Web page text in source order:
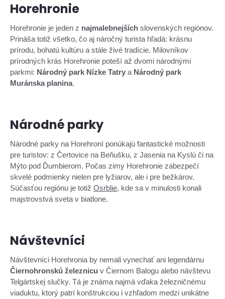
Horehronie
Horehronie je jeden z najmalebnejších slovenských regiónov.
Prináša totiž všetko, čo aj náročný turista hľadá: krásnu
prírodu, bohatú kultúru a stále živé tradície. Milovníkov
prírodných krás Horehronie poteší až dvomi národnými
parkmi: Národný park Nízke Tatry a Národný park
Muránska planina.
Národné parky
Národné parky na Horehroní ponúkajú fantastické možnosti
pre turistov: z Čertovice na Beňušku, z Jasenia na Kyslú či na
Mýto pod Ďumbierom. Počas zimy Horehronie zabezpečí
skvelé podmienky nielen pre lyžiarov, ale i pre bežkárov.
Súčasťou regiónu je totiž Osrblie, kde sa v minulosti konali
majstrovstvá sveta v biatlone.
Návštevníci
Návštevníci Horehronia by nemali vynechať ani legendárnu
Čiernohronskú železnicu v Čiernom Balogu alebo návštevu
Telgártskej slučky. Tá je známa najmä vďaka železničnému
viaduktu, ktorý patrí konštrukciou i vzhľadom medzi unikátne